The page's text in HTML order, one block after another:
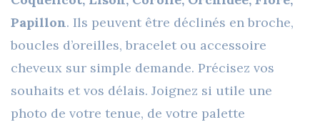
Papillon. Ils peuvent être déclinés en broche,
boucles d’oreilles, bracelet ou accessoire
cheveux sur simple demande. Précisez vos
souhaits et vos délais. Joignez si utile une
photo de votre tenue, de votre palette